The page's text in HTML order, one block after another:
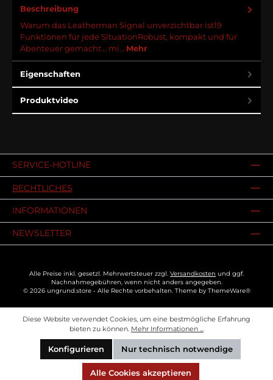
Beschreibung
Warum das Leatherman Signal unverzichtbar ist19
Funktionen für jede SituationRobust, kompakt und für
Abenteuer gemacht... mi… Mehr
Eigenschaften
Produktvideo
SERVICE-HOTLINE
RECHTLICHES
INFORMATIONEN
NEWSLETTER
Alle Preise inkl. gesetzl. Mehrwertsteuer zzgl. Versandkosten und ggf.
Nachnahmegebühren, wenn nicht anders angegeben.
© 2026 ungrund.store - Alle Rechte vorbehalten. Theme byThemeWare®
Diese Website verwendet Cookies, um eine bestmögliche Erfahrung
bieten zu können. Mehr Informationen ...
Nur technisch notwendige
Konfigurieren
Alle Cookies akzeptieren